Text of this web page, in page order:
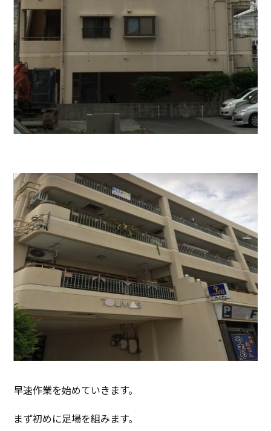
早速作業を始めていきます。
まず初めに足場を組みます。